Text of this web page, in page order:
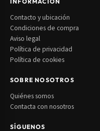
Contacto y ubicación
Condiciones de compra
Aviso legal
Política de privacidad
Política de cookies
SOBRE NOSOTROS
Quiénes somos
Contacta con nosotros
SÍGUENOS